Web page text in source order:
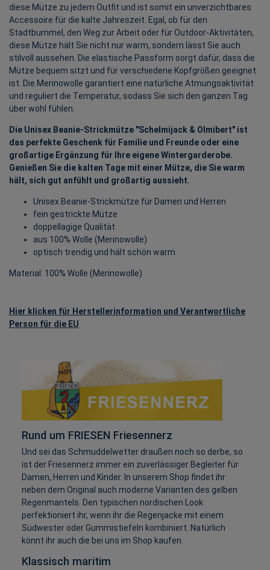
diese Mütze zu jedem Outfit und ist somit ein unverzichtbares
Accessoire für die kalte Jahreszeit. Egal, ob für den
Stadtbummel, den Weg zur Arbeit oder für Outdoor-Aktivitäten,
diese Mütze hält Sie nicht nur warm, sondern lässt Sie auch
stilvoll aussehen. Die elastische Passform sorgt dafür, dass die
Mütze bequem sitzt und für verschiedene Kopfgrößen geeignet
ist. Die Merinowolle garantiert eine natürliche Atmungsaktivität
und reguliert die Temperatur, sodass Sie sich den ganzen Tag
über wohl fühlen.
Die Unisex Beanie-Strickmütze "Schelmijack & Olmibert" ist
das perfekte Geschenk für Familie und Freunde oder eine
großartige Ergänzung für Ihre eigene Wintergarderobe.
Genießen Sie die kalten Tage mit einer Mütze, die Sie warm
hält, sich gut anfühlt und großartig aussieht.
Unisex Beanie-Strickmütze für Damen und Herren
fein gestrickte Mütze
doppellagige Qualität
aus 100% Wolle (Merinowolle)
optisch trendig und hält schön warm
Material: 100% Wolle (Merinowolle)
Hier klicken für Herstellerinformation und Verantwortliche
Person für die EU
Rund um FRIESEN Friesennerz
Und sei das Schmuddelwetter draußen noch so derbe, so
ist der Friesennerz immer ein zuverlässiger Begleiter für
Damen, Herren und Kinder. In unserem Shop findet ihr
neben dem Original auch moderne Varianten des gelben
Regenmantels. Den typischen nordischen Look
perfektioniert ihr, wenn ihr die Regenjacke mit einem
Südwester oder Gummistiefeln kombiniert. Natürlich
könnt ihr auch die bei uns im Shop kaufen.
Klassisch maritim